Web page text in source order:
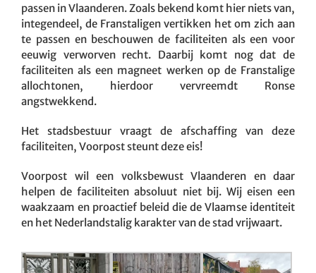
passen in Vlaanderen. Zoals bekend komt hier niets van,
integendeel, de Franstaligen vertikken het om zich aan
te passen en beschouwen de faciliteiten als een voor
eeuwig verworven recht. Daarbij komt nog dat de
faciliteiten als een magneet werken op de Franstalige
allochtonen, hierdoor vervreemdt Ronse
angstwekkend.
Het stadsbestuur vraagt de afschaffing van deze
faciliteiten, Voorpost steunt deze eis!
Voorpost wil een volksbewust Vlaanderen en daar
helpen de faciliteiten absoluut niet bij. Wij eisen een
waakzaam en proactief beleid die de Vlaamse identiteit
en het Nederlandstalig karakter van de stad vrijwaart.